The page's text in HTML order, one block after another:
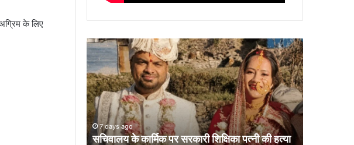
अग्रिम के लिए
रोके जाएंगे
सचिवालय
के
कार्मिक
पर
सरकारी
शिक्षिका
पत्नी
की
हत्या
7 days ago
सचिवालय के कार्मिक पर सरकारी शिक्षिका पत्नी की हत्या
उत्तराखंड
के
दो
आईपीएस
पहुंचे
हाईकोर्ट,
आईजी